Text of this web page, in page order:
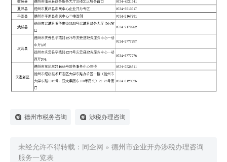
德州市税务咨询 涉税办理咨询
未经允许不得转载： 同企网 » 德州市企业开办涉税办理咨询
服务一览表